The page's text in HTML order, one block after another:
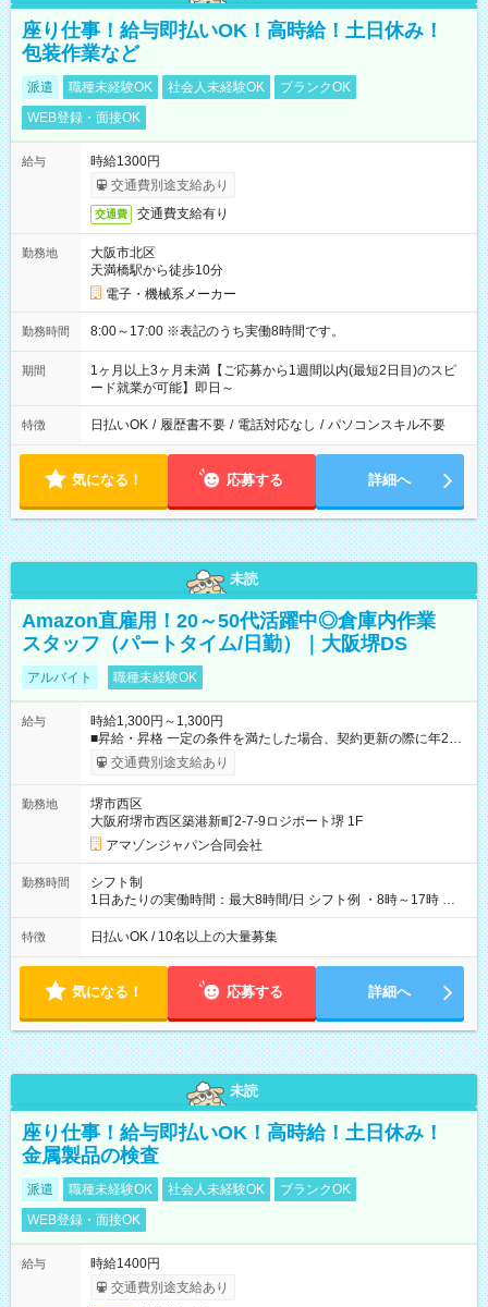
座り仕事！給与即払いOK！高時給！土日休み！
包装作業など
派遣 職種未経験OK 社会人未経験OK
ブランクOK
WEB登録・面接OK
給与
時給1300円
交通費別途支給あり
交通費 交通費支給有り
勤務地
大阪市北区
天満橋駅から徒歩10分
電子・機械系メーカー
勤務時間 8:00～17:00 ※表記のうち実働8時間です。
期間
1ヶ月以上3ヶ月未満【ご応募から1週間以内(最短2日目)のスピ
ード就業が可能】即日～
特徴 日払いOK / 履歴書不要 / 電話対応なし / パソコンスキル不要
気になる！ 応募する 詳細へ
未読
Amazon直雇用！20～50代活躍中◎倉庫内作業
スタッフ（パートタイム/日勤）｜大阪堺DS
アルバイト 職種未経験OK
給与
時給1,300円～1,300円
■昇給・昇格 一定の条件を満たした場合、契約更新の際に年2回
まで昇給の機会があります。 ■正社員登用制度あり ※月末締/翌
月25日支払い ※時間外手当、別途支給 ※深夜割増賃金 (22:00～
☆Amazon直雇用で安定して働けます！ 【試用期間】試用期間
あり 試用期間の長さ：1週間 雇用形態、給与は本採用時と同じ
です。
交通費別途支給あり
勤務地
堺市西区
大阪府堺市西区築港新町2-7-9ロジポート堺 1F
アマゾンジャパン合同会社
勤務時間
シフト制
1日あたりの実働時間：最大8時間/日 シフト例 ・8時～17時 ・
12時～21時
特徴 日払いOK / 10名以上の大量募集
気になる！ 応募する 詳細へ
未読
座り仕事！給与即払いOK！高時給！土日休み！
金属製品の検査
派遣 職種未経験OK 社会人未経験OK
ブランクOK
WEB登録・面接OK
給与
時給1400円
交通費別途支給あり